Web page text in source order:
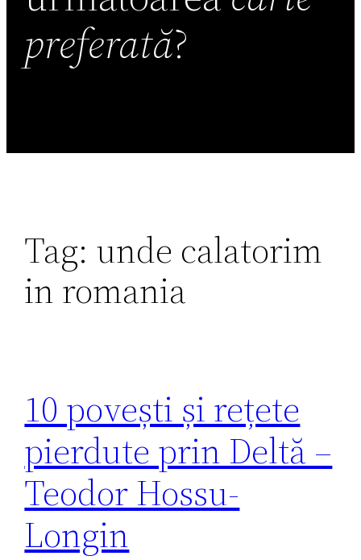
preferată?
Tag: unde calatorim
in romania
10 povești și rețete
pierdute prin Deltă –
Teodor Hossu-
Longin